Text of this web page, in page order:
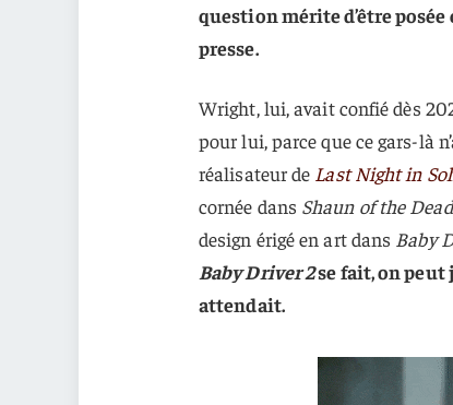
question mérite d’être
presse.
Wright, lui, avait confié dès
pour lui, parce que ce gars-là
réalisateur de Last Night in
cornée dans Shaun of the Dead
design érigé en art dans Baby
Baby Driver 2se fait, on peut
attendait.